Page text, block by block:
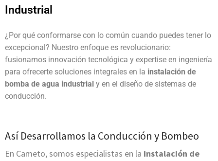
Industrial
¿Por qué conformarse con lo común cuando puedes tener lo
excepcional? Nuestro enfoque es revolucionario:
fusionamos innovación tecnológica y expertise en ingeniería
para ofrecerte soluciones integrales en la instalación de
bomba de agua industrial y en el diseño de sistemas de
conducción.
Así Desarrollamos la Conducción y Bombeo
En Cameto, somos especialistas en la instalación de